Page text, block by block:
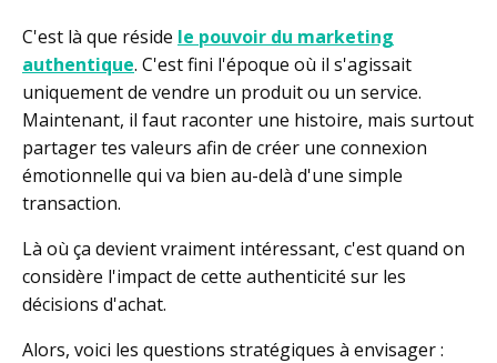
C'est là que réside le pouvoir du marketing
authentique. C'est fini l'époque où il s'agissait
uniquement de vendre un produit ou un service.
Maintenant, il faut raconter une histoire, mais surtout
partager tes valeurs afin de créer une connexion
émotionnelle qui va bien au-delà d'une simple
transaction.
Là où ça devient vraiment intéressant, c'est quand on
considère l'impact de cette authenticité sur les
décisions d'achat.
Alors, voici les questions stratégiques à envisager :